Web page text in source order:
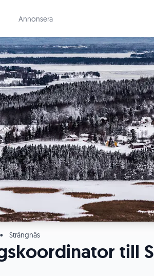
Annonsera
• Strängnäs
till